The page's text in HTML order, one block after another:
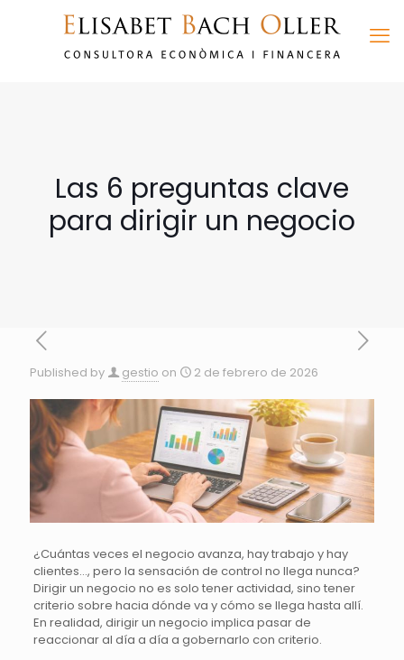
Las 6 preguntas clave
para dirigir un negocio
Published by gestio on 2 de febrero de 2026
¿Cuántas veces el negocio avanza, hay trabajo y hay
clientes…, pero la sensación de control no llega nunca?
Dirigir un negocio no es solo tener actividad, sino tener
criterio sobre hacia dónde va y cómo se llega hasta allí.
En realidad, dirigir un negocio implica pasar de
reaccionar al día a día a gobernarlo con criterio.